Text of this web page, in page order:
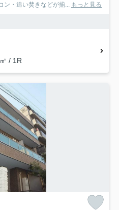
ン・追い焚きなどが揃...
もっと見る
/ 1R